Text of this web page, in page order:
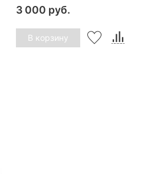
3 000 руб.
В корзину